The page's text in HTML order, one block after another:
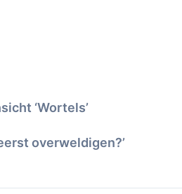
‘Wortels’
overweldigen?’